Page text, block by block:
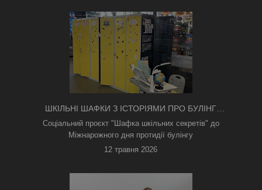
ШКІЛЬНІ ШАФКИ З ІСТОРІЯМИ ПРО БУЛІНГ
З'ЯВИЛИСЯ В КИЄВІ
Соціальний проєкт "Шафка шкільних секретів" до
Міжнарожного дня протидії булінгу
12 травня 2026